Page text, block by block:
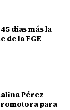
días más la
de la FGE
Pérez
para